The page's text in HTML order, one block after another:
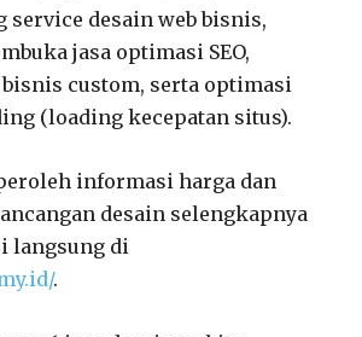
service desain web bisnis,
jasa optimasi SEO,
bisnis custom, serta optimasi
(loading kecepatan situs).
informasi harga dan
desain selengkapnya
langsung di
.